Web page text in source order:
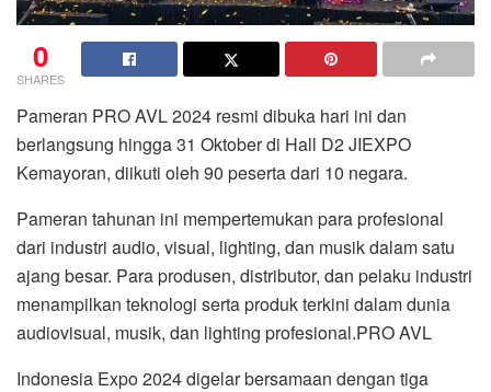
0
SHARES
Pameran PRO AVL 2024 resmi dibuka hari ini dan
berlangsung hingga 31 Oktober di Hall D2 JIEXPO
Kemayoran, diikuti oleh 90 peserta dari 10 negara.
Pameran tahunan ini mempertemukan para profesional
dari industri audio, visual, lighting, dan musik dalam satu
ajang besar. Para produsen, distributor, dan pelaku industri
menampilkan teknologi serta produk terkini dalam dunia
audiovisual, musik, dan lighting profesional.PRO AVL
Indonesia Expo 2024 digelar bersamaan dengan tiga